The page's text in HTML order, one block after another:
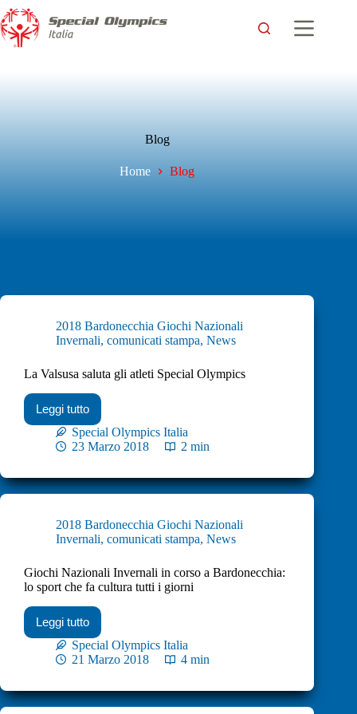
Blog
Home Blog
2018 Bardonecchia Giochi Nazionali
Invernali, comunicati stampa, News
La Valsusa saluta gli atleti Special Olympics
Leggi tutto
Special Olympics Italia
23 Marzo 2018
2 min
2018 Bardonecchia Giochi Nazionali
Invernali, comunicati stampa, News
Giochi Nazionali Invernali in corso a Bardonecchia:
lo sport che fa cultura tutti i giorni
Leggi tutto
Special Olympics Italia
21 Marzo 2018
4 min